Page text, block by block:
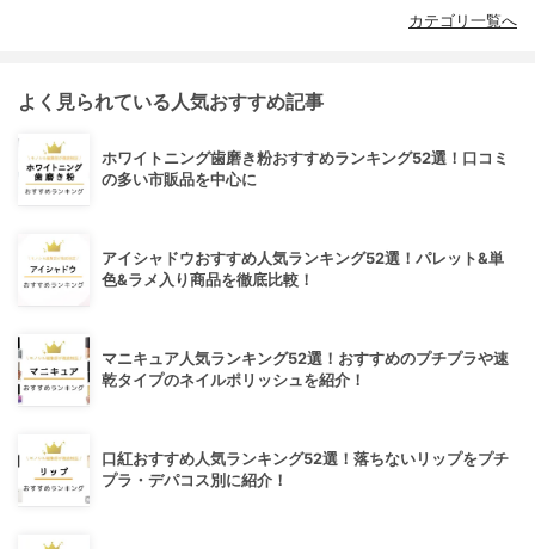
カテゴリ一覧へ
よく見られている人気おすすめ記事
ホワイトニング歯磨き粉おすすめランキング52選！口コミ
の多い市販品を中心に
アイシャドウおすすめ人気ランキング52選！パレット&単
色&ラメ入り商品を徹底比較！
マニキュア人気ランキング52選！おすすめのプチプラや速
乾タイプのネイルポリッシュを紹介！
口紅おすすめ人気ランキング52選！落ちないリップをプチ
プラ・デパコス別に紹介！